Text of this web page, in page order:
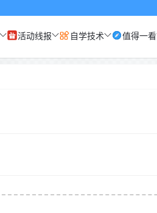
活动线报 自学技术 值得一看